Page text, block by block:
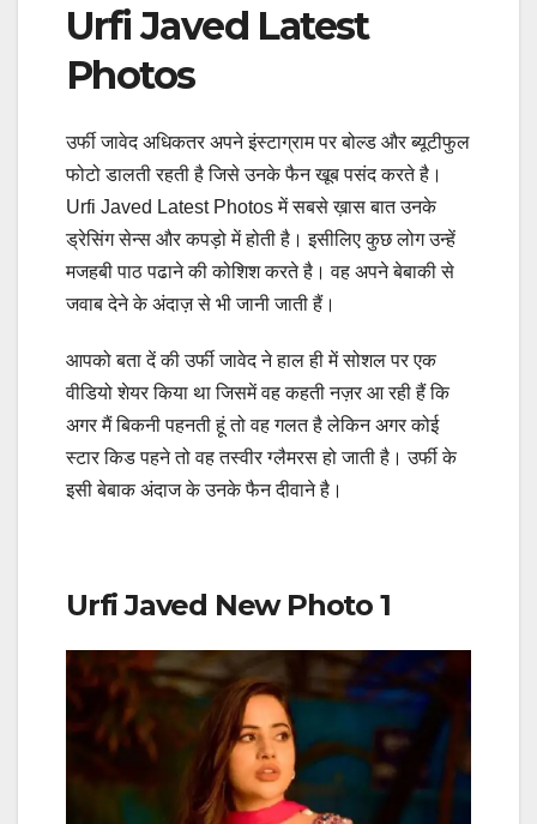
Urfi Javed Latest
Photos
उर्फी जावेद अधिकतर अपने इंस्टाग्राम पर बोल्ड और ब्यूटीफुल
फोटो डालती रहती है जिसे उनके फैन खूब पसंद करते है।
Urfi Javed Latest Photos में सबसे ख़ास बात उनके
ड्रेसिंग सेन्स और कपड़ो में होती है। इसीलिए कुछ लोग उन्हें
मजहबी पाठ पढाने की कोशिश करते है। वह अपने बेबाकी से
जवाब देने के अंदाज़ से भी जानी जाती हैं।
आपको बता दें की उर्फी जावेद ने हाल ही में सोशल पर एक
वीडियो शेयर किया था जिसमें वह कहती नज़र आ रही हैं कि
अगर मैं बिकनी पहनती हूं तो वह गलत है लेकिन अगर कोई
स्टार किड पहने तो वह तस्वीर ग्लैमरस हो जाती है। उर्फी के
इसी बेबाक अंदाज के उनके फैन दीवाने है।
Urfi Javed New Photo 1